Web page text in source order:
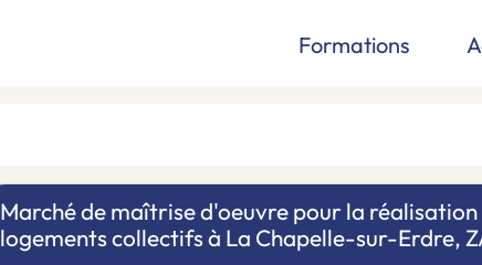
Formations
Marché de maîtrise d'oeuvre pour la réalisation
logements collectifs à La Chapelle-sur-Erdre,